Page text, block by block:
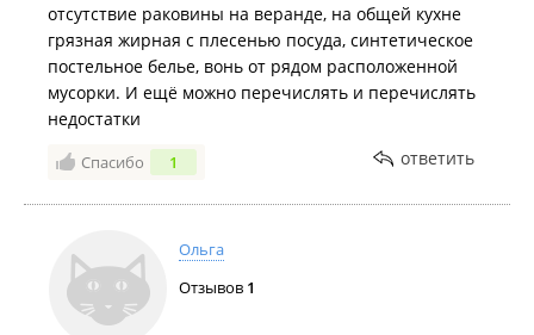
отсутствие раковины на веранде, на общей кухне
грязная жирная с плесенью посуда, синтетическое
постельное белье, вонь от рядом расположенной
мусорки. И ещё можно перечислять и перечислять
недостатки
Спасибо 1 ответить
Ольга
Отзывов 1